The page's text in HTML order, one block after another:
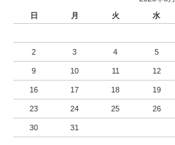
日
月 火 水
2 3 4 5
9 10 11 12
16 17 18 19
23 24 25 26
30 31